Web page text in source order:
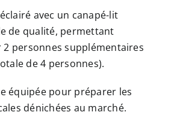
avec un canapé-lit
de qualité, permettant
2 personnes supplémentaires
de 4 personnes).
équipée pour préparer les
dénichées au marché.